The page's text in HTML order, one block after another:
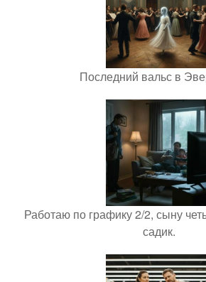
Последний вальс в
Работаю по графику 2/2, сыну
садик.